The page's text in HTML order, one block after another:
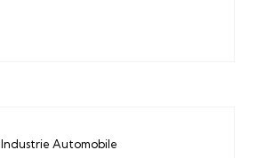
Automobile